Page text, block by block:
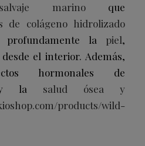
marinoque
de colágeno hidrolizado
la piel,
desde el interior. Además,
hormonales de
la salud ósea y
products/wild-